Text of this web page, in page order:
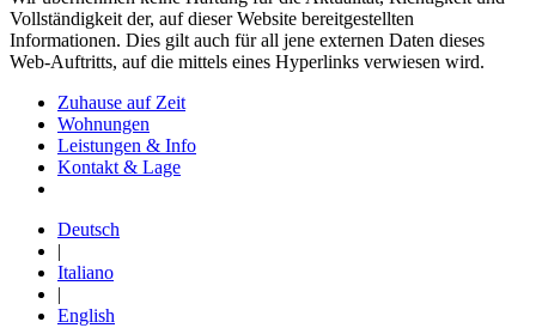
Vollständigkeit der, auf dieser Website bereitgestellten
Informationen. Dies gilt auch für all jene externen Daten dieses
Web-Auftritts, auf die mittels eines Hyperlinks verwiesen wird.
Zuhause auf Zeit
Wohnungen
Leistungen & Info
Kontakt & Lage
Deutsch
|
Italiano
|
English